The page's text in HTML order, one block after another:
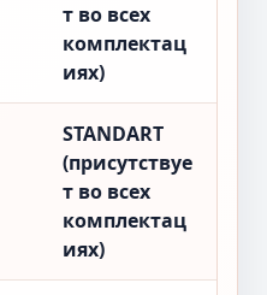
т во всех
комплектац
иях)
STANDART
(присутствуе
т во всех
комплектац
иях)